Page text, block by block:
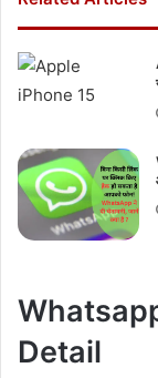
Detail